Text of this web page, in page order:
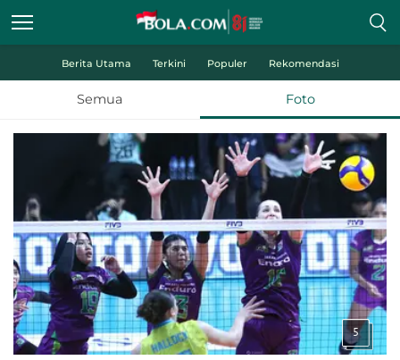
Berita Utama Terkini Populer Rekomendasi
Semua Foto
5